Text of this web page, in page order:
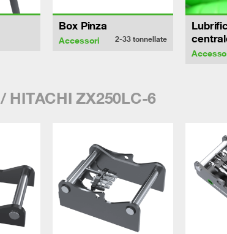
Box Pinza
Accessori 2-33tonnellate
/ HITACHI ZX250LC-6